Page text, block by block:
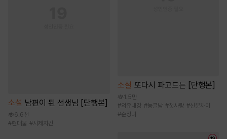
소설 남편이 된 선생님 [단행본]
6.6천
#현대물 #사제지간
소설 또다시 파고드는 [단행본]
1.5만
#외유내강 #능글남 #첫사랑 #신분차이
#순정녀